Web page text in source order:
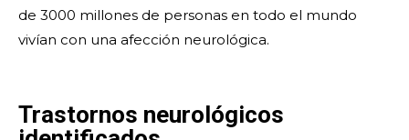
de 3000 millones de personas en todo el mundo
vivían con una afección neurológica.
Trastornos neurológicos